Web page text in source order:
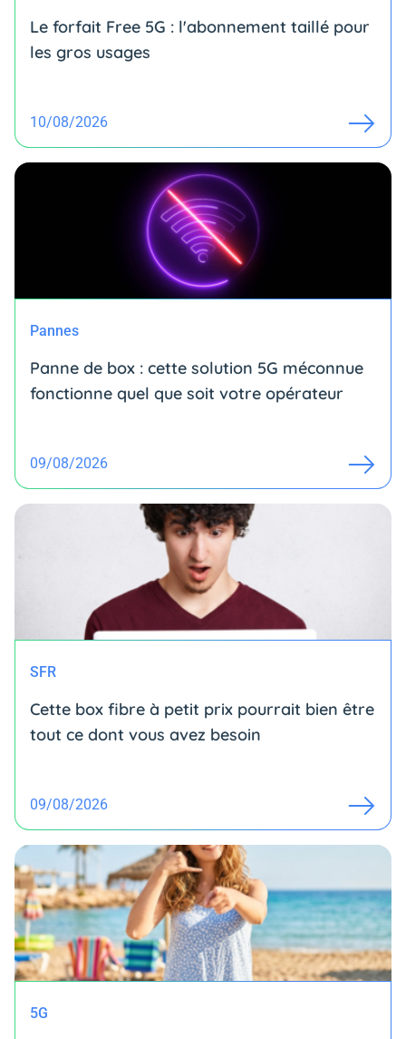
Le forfait Free 5G : l'abonnement taillé pour
les gros usages
10/08/2026
Pannes
Panne de box : cette solution 5G méconnue
fonctionne quel que soit votre opérateur
09/08/2026
SFR
Cette box fibre à petit prix pourrait bien être
tout ce dont vous avez besoin
09/08/2026
5G